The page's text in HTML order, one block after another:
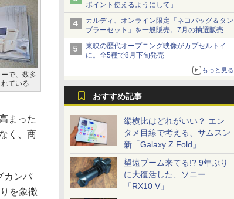
ポイント使えるようにして」
カルディ、オンライン限定「ネコバッグ＆タン
ブラーセット」を一般販売。7月の抽選販売の
当選無効分
東映の歴代オープニング映像がカプセルトイ
に。全5種で8月下旬発売
もっと見る
おすすめ記事
縦横比はどれがいい？ エン
タメ目線で考える、サムスン
新「Galaxy Z Fold」
望遠ブーム来てる!? 9年ぶり
に大復活した、ソニー
「RX10 V」
で、数多
ている
まった
く、商
カンパ
を象徴